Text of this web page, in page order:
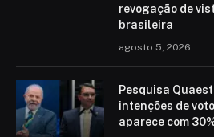
revogação de
brasileira
agosto 5, 2026
Pesquisa
intenções de
aparece com